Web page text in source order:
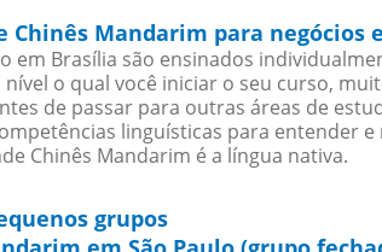
Chinês Mandarim para negócios
em Brasília são ensinados
o qual você iniciar o seu curso,
de passar para outras áreas de
linguísticas para entender
Chinês Mandarim é a língua nativa.
grupos